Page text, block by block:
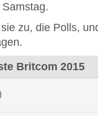
zu, die Polls,
Britcom 2015